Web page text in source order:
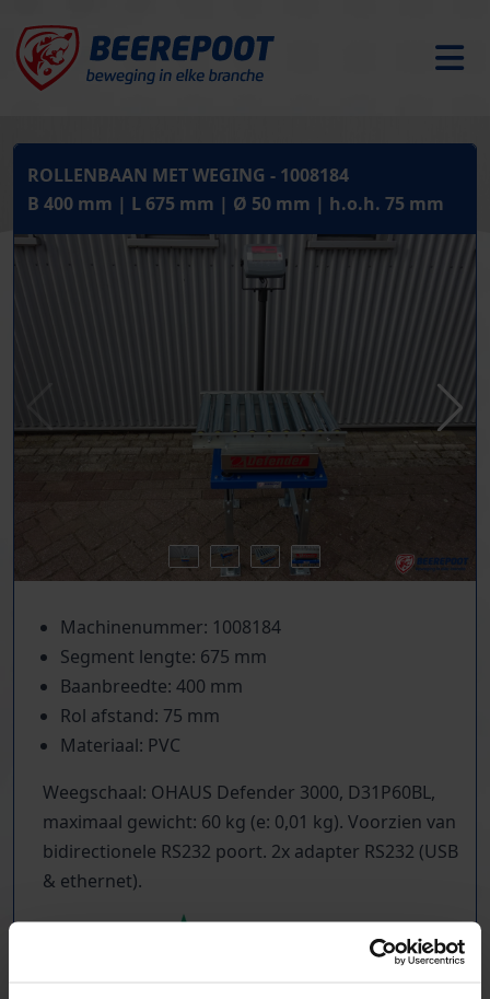
ROLLENBAAN MET WEGING - 1008184
B 400 mm | L 675 mm | Ø 50 mm | h.o.h. 75 mm
Machinenummer: 1008184
Segment lengte: 675 mm
Baanbreedte: 400 mm
Rol afstand: 75 mm
Materiaal: PVC
Weegschaal: OHAUS Defender 3000, D31P60BL,
maximaal gewicht: 60 kg (e: 0,01 kg). Voorzien van
bidirectionele RS232 poort. 2x adapter RS232 (USB
& ethernet).